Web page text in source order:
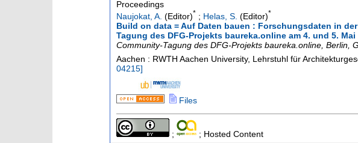
Proceedings
Naujokat, A. (Editor)* ; Helas, S. (Editor)*
Build on data = Auf Daten bauen : Forschungsdaten in
Tagung des DFG-Projekts baureka.online am 4. und 5.
Community-Tagung des DFG-Projekts baureka.online Berlin
Aachen : RWTH Aachen University, Lehrstuhl für
04215]
Files
; ; Hosted Content